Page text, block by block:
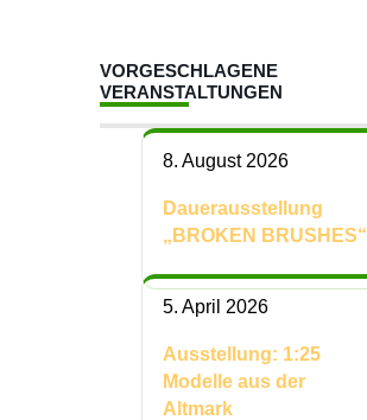
VORGESCHLAGENE
VERANSTALTUNGEN
8. August 2026
Dauerausstellung
„BROKEN BRUSHES“
5. April 2026
Ausstellung: 1:25
Modelle aus der
Altmark